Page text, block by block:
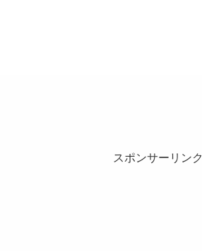
スポンサーリンク